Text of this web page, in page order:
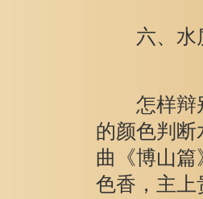
六、水质
怎样辩别
的颜色判
曲《博山篇
色香，主上